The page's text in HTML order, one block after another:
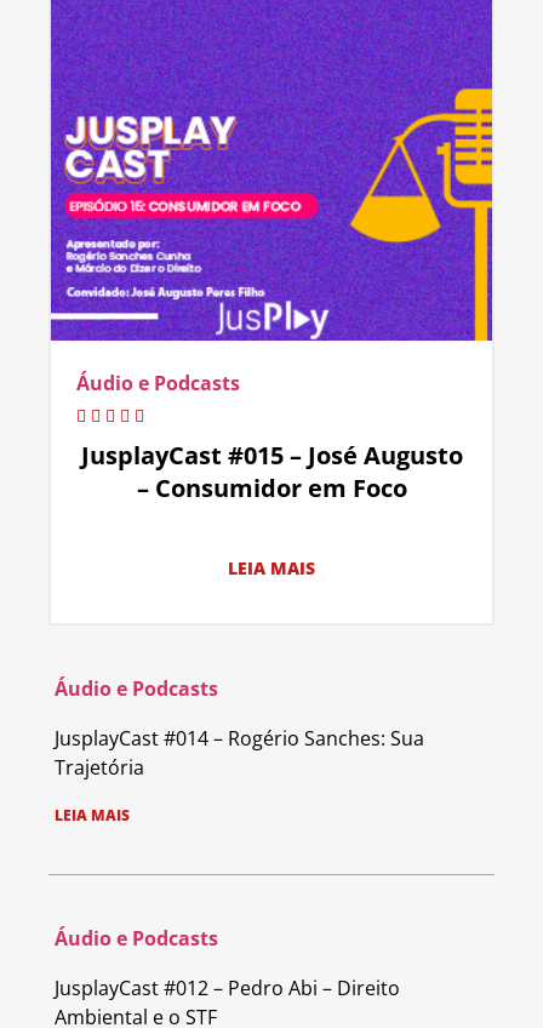
Áudio e Podcasts
JusplayCast #015 – José Augusto
– Consumidor em Foco
LEIA MAIS
Áudio e Podcasts
JusplayCast #014 – Rogério Sanches: Sua
Trajetória
LEIA MAIS
Áudio e Podcasts
JusplayCast #012 – Pedro Abi – Direito
Ambiental e o STF